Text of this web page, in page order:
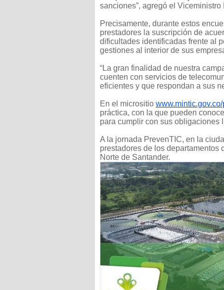
sanciones”, agregó el Viceministro
Precisamente, durante estos
prestadores la suscripción de
dificultades identificadas frente al
gestiones al interior de sus
“La gran finalidad de nuestra
cuenten con servicios de
eficientes y que respondan a sus
En el micrositio
práctica, con la que pueden
para cumplir con sus obligaciones
A la jornada PrevenTIC, en la
prestadores de los departamentos
Norte de Santander.